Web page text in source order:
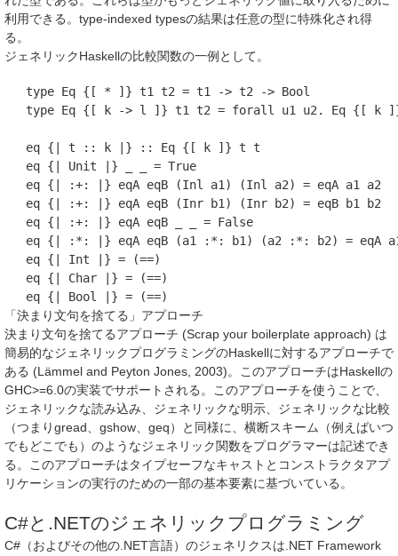
利用できる。type-indexed typesの結果は任意の型に特殊化され得
る。
ジェネリックHaskellの比較関数の一例として。
   type Eq {[ * ]} t1 t2 = t1 -> t2 -> Bool
type Eq {[ k -> l ]} t1 t2 = forall u1 u2. Eq {[ k
   eq {| t :: k |} :: Eq {[ k ]} t t
   eq {| Unit |} _ _ = True
   eq {| :+: |} eqA eqB (Inl a1) (Inl a2) = eqA a1 a2
   eq {| :+: |} eqA eqB (Inr b1) (Inr b2) = eqB b1 b2
   eq {| :+: |} eqA eqB _ _ = False
eq {| :*: |} eqA eqB (a1 :*: b1) (a2 :*: b2) = eqA
   eq {| Int |} = (==)
   eq {| Char |} = (==)
「決まり文句を捨てる」アプローチ
決まり文句を捨てるアプローチ (Scrap your boilerplate approach) は
簡易的なジェネリックプログラミングのHaskellに対するアプローチで
ある (Lämmel and Peyton Jones, 2003)。このアプローチはHaskellの
GHC>=6.0の実装でサポートされる。このアプローチを使うことで、
ジェネリックな読み込み、ジェネリックな明示、ジェネリックな比較
（つまりgread、gshow、geq）と同様に、横断スキーム（例えばいつ
でもどこでも）のようなジェネリック関数をプログラマーは記述でき
る。このアプローチはタイプセーフなキャストとコンストラクタアプ
リケーションの実行のための一部の基本要素に基づいている。
C#と.NETのジェネリックプログラミング
C#（およびその他の.NET言語）のジェネリクスは.NET Framework